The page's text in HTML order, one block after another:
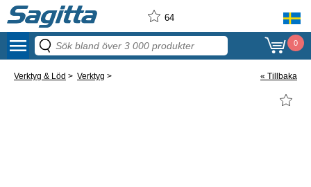
64
menu 0
Verktyg & Löd > Verktyg > « Tillbaka